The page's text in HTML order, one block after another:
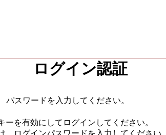
ログイン認証
パスワードを入力してください。
を有効にしてログインしてください。
ログインパスワードを入力してください。